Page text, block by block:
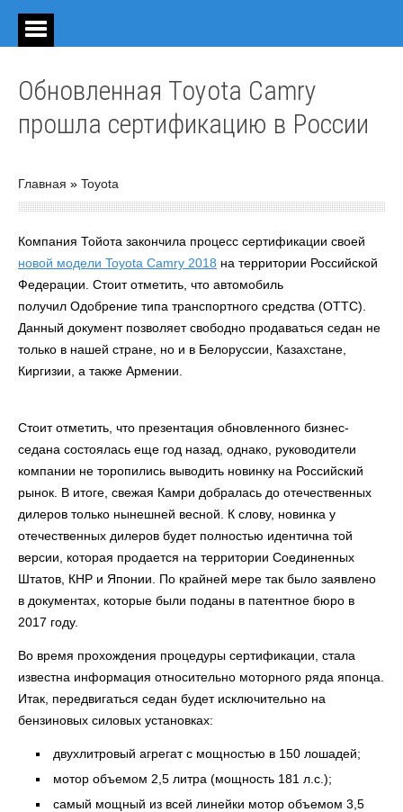
Обновленная Toyota Camry
прошла сертификацию в России
Главная » Toyota
Компания Тойота закончила процесс сертификации своей
новой модели Toyota Camry 2018 на территории Российской
Федерации. Стоит отметить, что автомобиль
получил Одобрение типа транспортного средства (ОТТС).
Данный документ позволяет свободно продаваться седан не
только в нашей стране, но и в Белоруссии, Казахстане,
Киргизии, а также Армении.
Стоит отметить, что презентация обновленного бизнес-
седана состоялась еще год назад, однако, руководители
компании не торопились выводить новинку на Российский
рынок. В итоге, свежая Камри добралась до отечественных
дилеров только нынешней весной. К слову, новинка у
отечественных дилеров будет полностью идентична той
версии, которая продается на территории Соединенных
Штатов, КНР и Японии. По крайней мере так было заявлено
в документах, которые были поданы в патентное бюро в
2017 году.
Во время прохождения процедуры сертификации, стала
известна информация относительно моторного ряда японца.
Итак, передвигаться седан будет исключительно на
бензиновых силовых установках:
двухлитровый агрегат с мощностью в 150 лошадей;
мотор объемом 2,5 литра (мощность 181 л.с.);
самый мощный из всей линейки мотор объемом 3,5